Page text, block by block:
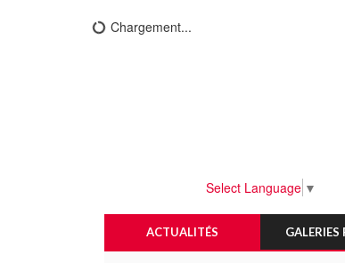
Chargement...
Select Language ▼
ACTUALITÉS GALERIES